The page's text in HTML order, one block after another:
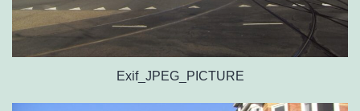
Exif_JPEG_PICTURE